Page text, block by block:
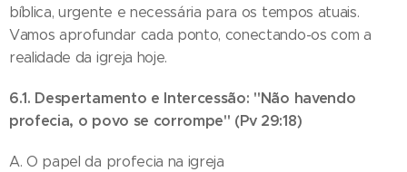
bíblica, urgente e necessária para os tempos atuais.
Vamos aprofundar cada ponto, conectando-os com a
realidade da igreja hoje.
6.1. Despertamento e Intercessão: "Não havendo
profecia, o povo se corrompe" (Pv 29:18)
A. O papel da profecia na igreja